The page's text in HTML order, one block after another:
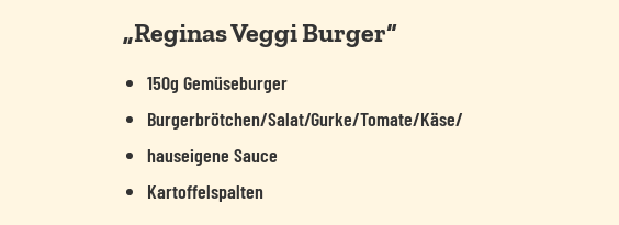
„Reginas Veggi Burger“
150g Gemüseburger
Burgerbrötchen/Salat/Gurke/Tomate/Käse/
hauseigene Sauce
Kartoffelspalten